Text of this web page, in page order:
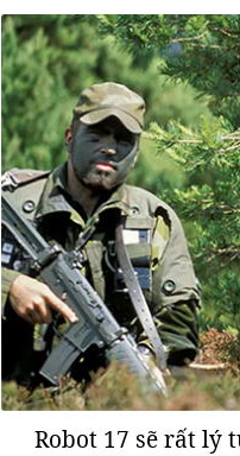
Robot 17 sẽ rất lý